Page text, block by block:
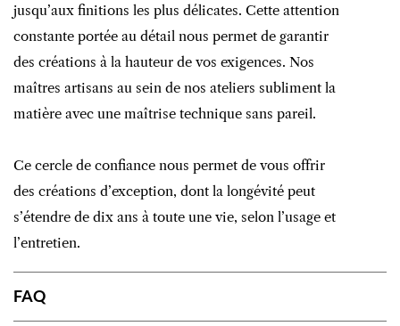
jusqu’aux finitions les plus délicates. Cette attention
constante portée au détail nous permet de garantir
des créations à la hauteur de vos exigences. Nos
maîtres artisans au sein de nos ateliers subliment la
matière avec une maîtrise technique sans pareil.
Ce cercle de confiance nous permet de vous offrir
des créations d’exception, dont la longévité peut
s’étendre de dix ans à toute une vie, selon l’usage et
l’entretien.
FAQ